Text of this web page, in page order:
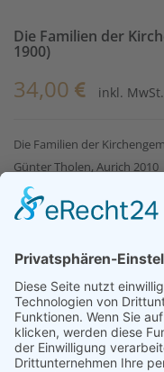
Die Familien der
1900)
34,00 inkl.
Die Familien der
Günter Tholen, Aurich 2010
Ostfr. OSB 86, Dt. OSB A 556
ISBN 3-934508-57-X
Anzahl